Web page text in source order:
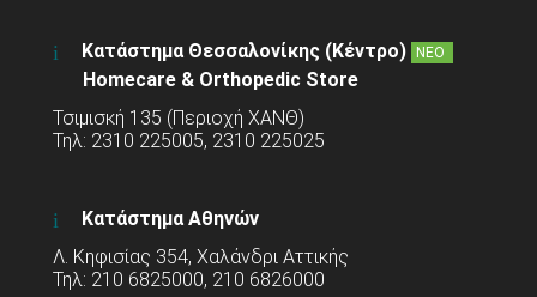
Κατάστημα Θεσσαλονίκης (Κέντρο) ΝΕΟ
Homecare & Orthopedic Store
Τσιμισκή 135 (Περιοχή ΧΑΝΘ)
Τηλ: 2310 225005, 2310 225025
Κατάστημα Αθηνών
Λ. Κηφισίας 354, Χαλάνδρι Αττικής
Τηλ: 210 6825000, 210 6826000